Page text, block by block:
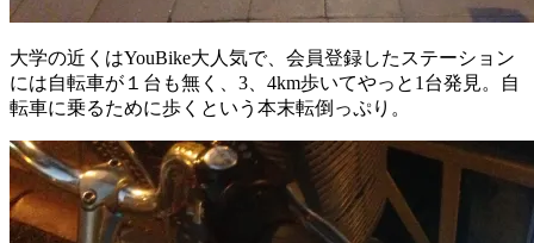
大学の近くはYouBike大人気で、会員登録したステーション
には自転車が１台も無く、3、4km歩いてやっと1台発見。自
転車に乗るために歩くという本末転倒っぷり。